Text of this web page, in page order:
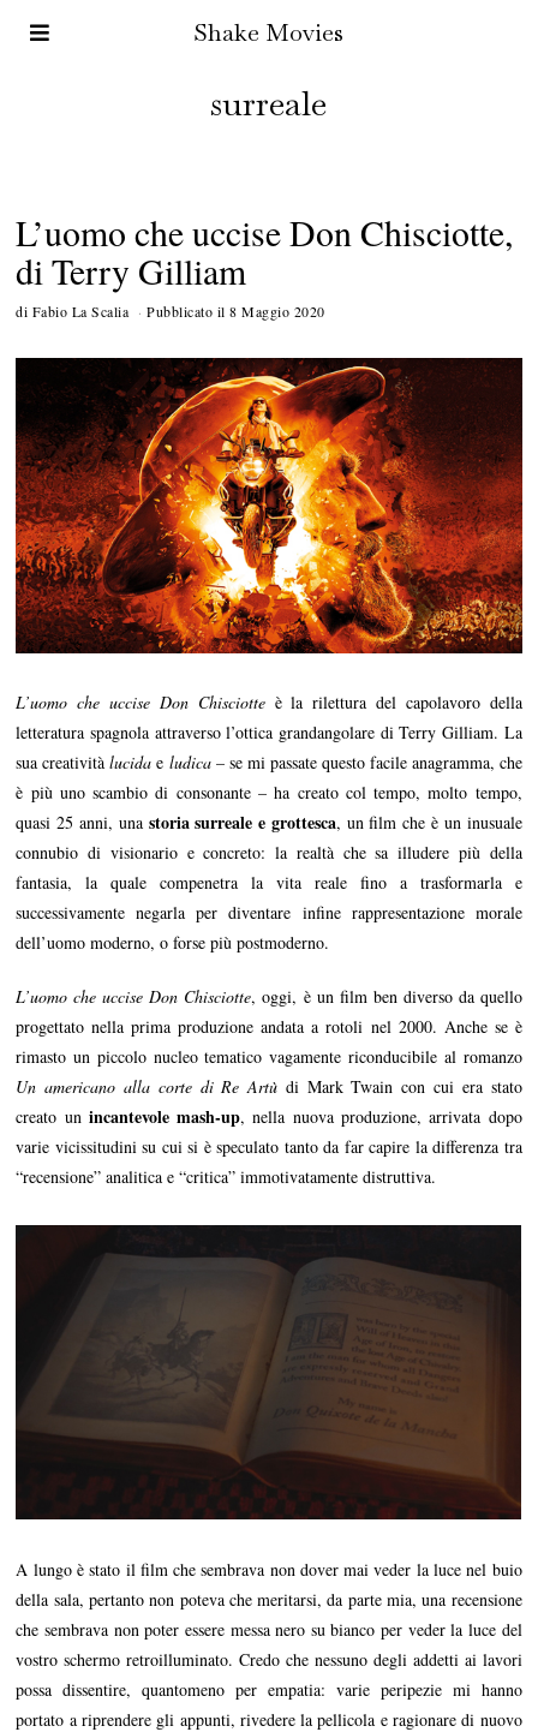
Shake Movies
surreale
L’uomo che uccise Don Chisciotte,
di Terry Gilliam
di Fabio La Scalia Pubblicato il 8 Maggio 2020
L’uomo che uccise Don Chisciotte è la rilettura del capolavoro della
letteratura spagnola attraverso l’ottica grandangolare di Terry Gilliam. La
sua creativitàlucida e ludica– se mi passate questo facile anagramma, che
è più uno scambio di consonante – ha creato col tempo, molto tempo,
quasi 25 anni, una storia surreale e grottesca, un film che è un inusuale
connubio di visionario e concreto: la realtà che sa illudere più della
fantasia, la quale compenetra la vita reale fino a trasformarla e
successivamente negarla per diventare infine rappresentazione morale
dell’uomo moderno, o forse più postmoderno.
L’uomo che uccise Don Chisciotte, oggi, è un film ben diverso da quello
progettato nella prima produzione andata a rotoli nel 2000. Anche se è
rimasto un piccolo nucleo tematico vagamente riconducibile al romanzo
Un americano alla corte di Re Artù di Mark Twain con cui era stato
creato un incantevole mash-up, nella nuova produzione, arrivata dopo
varie vicissitudini su cui si è speculato tanto da far capire la differenza tra
“recensione” analitica e “critica” immotivatamente distruttiva.
A lungo è stato il film che sembrava non dover mai veder la luce nel buio
della sala, pertanto non poteva che meritarsi, da parte mia, una recensione
che sembrava non poter essere messa nero su bianco per veder la luce del
vostro schermo retroilluminato. Credo che nessuno degli addetti ai lavori
possa dissentire, quantomeno per empatia: varie peripezie mi hanno
portato a riprendere gli appunti, rivedere la pellicola e ragionare di nuovo